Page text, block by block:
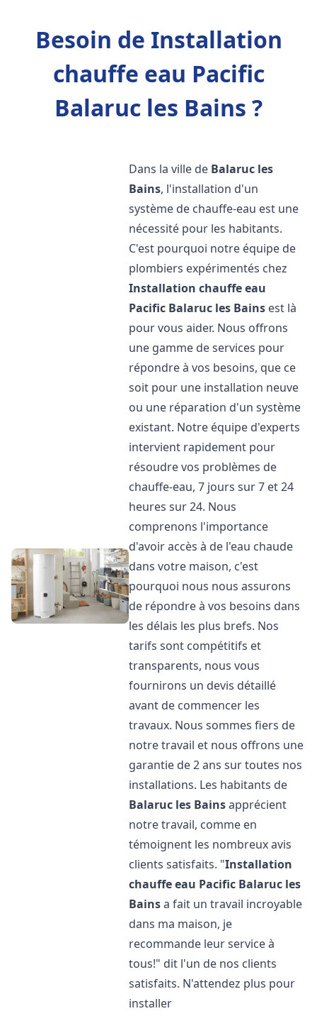
Besoin de Installation
chauffe eau Pacific
Balaruc les Bains ?
Dans la ville de Balaruc les
Bains, l'installation d'un
système de chauffe-eau est une
nécessité pour les habitants.
C'est pourquoi notre équipe de
plombiers expérimentés chez
Installation chauffe eau
Pacific Balaruc les Bains est là
pour vous aider. Nous offrons
une gamme de services pour
répondre à vos besoins, que ce
soit pour une installation neuve
ou une réparation d'un système
existant. Notre équipe d'experts
intervient rapidement pour
résoudre vos problèmes de
chauffe-eau, 7 jours sur 7 et 24
heures sur 24. Nous
comprenons l'importance
d'avoir accès à de l'eau chaude
dans votre maison, c'est
pourquoi nous nous assurons
de répondre à vos besoins dans
les délais les plus brefs. Nos
tarifs sont compétitifs et
transparents, nous vous
fournirons un devis détaillé
avant de commencer les
travaux. Nous sommes fiers de
notre travail et nous offrons une
garantie de 2 ans sur toutes nos
installations. Les habitants de
Balaruc les Bainsapprécient
notre travail, comme en
témoignent les nombreux avis
clients satisfaits. "Installation
chauffe eau Pacific Balaruc les
Bainsa fait un travail incroyable
dans ma maison, je
recommande leur service à
tous!" dit l'un de nos clients
satisfaits. N'attendez plus pour
installer